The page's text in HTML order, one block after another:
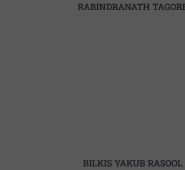
RABINDRANATH
BILKIS YAKUB RASOOL